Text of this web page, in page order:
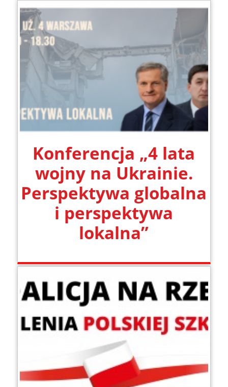
Konferencja „4 lata
wojny na Ukrainie.
Perspektywa globalna
i perspektywa
lokalna”